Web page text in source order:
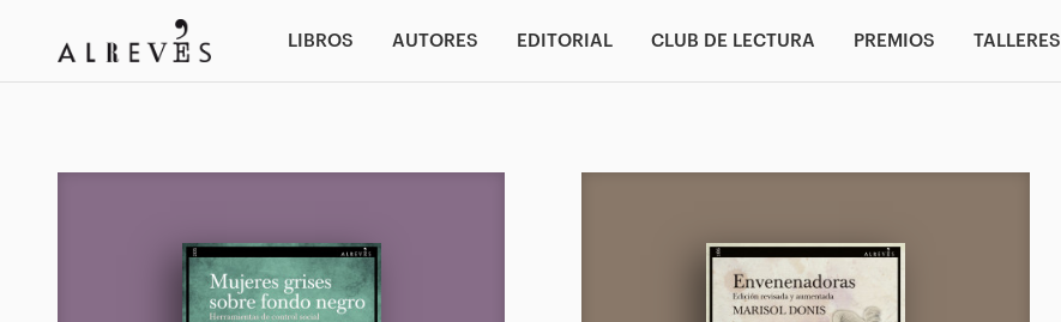
LIBROS AUTORES EDITORIAL CLUB DE LECTURA PREMIOS TALLERES